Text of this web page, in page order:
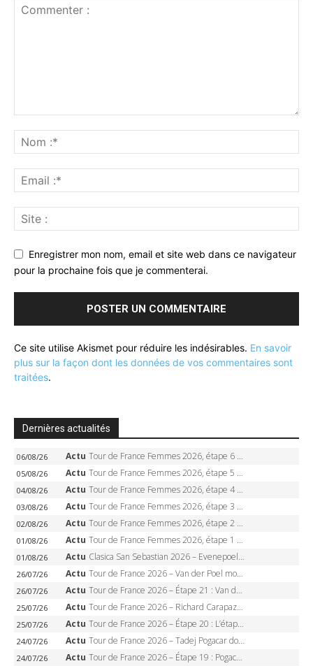
Enregistrer mon nom, email et site web dans ce navigateur
pour la prochaine fois que je commenterai.
Ce site utilise Akismet pour réduire les indésirables. En savoir
plus sur la façon dont les données de vos commentaires sont
traitées.
Dernières actualités
06/08/26 Actu Tour de France Femmes 2026, étape 6 – Kim Le Court-Pienaar gagne à Tournon, Reusser en jaune
05/08/26 Actu Tour de France Femmes 2026, étape 5 – Demi Vollering gagne à Belleville, Reusser en jaune, Ferrand-Prévot coule
04/08/26 Actu Tour de France Femmes 2026, étape 4 – Marlen Reusser écrase le chrono, Ferrand-Prévot en crise
03/08/26 Actu Tour de France Femmes 2026, étape 3 – Sigrid Haugset en solitaire, 88 km d’échappée, maillot jaune
02/08/26 Actu Tour de France Femmes 2026, étape 2 – Lorena Wiebes doublé à Genève, Markus héroïque, 7e record
01/08/26 Actu Tour de France Femmes 2026, étape 1 – Lorena Wiebes intouchable à Lausanne, premier maillot jaune
01/08/26 Actu Clasica San Sebastian 2026 – Evenepoel recordman, 4e victoire, Carapaz battu au sprint
26/07/26 Actu Tour de France 2026 – Van der Poel monumental à Paris, Pogacar égale le record des cinq sacres
26/07/26 Actu Tour de France 2026 – Étape 21 : Van der Poel, Pogacar, qui succédera à Wout van Aert sur les Champs-Elysées ?
25/07/26 Actu Tour de France 2026 – Richard Carapaz roi des Alpes, doublé et maillot à pois, Seixas perd le podium
25/07/26 Actu Tour de France 2026 – Étape 20 : L’étape reine, Galibier, Sarenne, Alpe d’Huez, qui succédera à Pogacar ?
24/07/26 Actu Tour de France 2026 – Tadej Pogacar dompte l’Alpe d’Huez, 5e victoire, record de Pantani pulvérisé
24/07/26 Actu Tour de France 2026 – Étape 19 : Pogacar peut-il enfin dompter l’Alpe d’Huez ?